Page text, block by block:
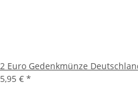
2 Euro Gedenkmünze
5,95 € *